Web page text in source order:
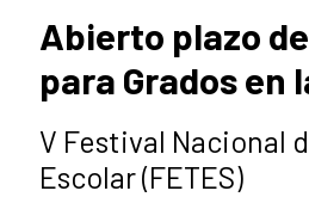
Abierto plazo
para Grados en
V Festival Nacional
Escolar (FETES)